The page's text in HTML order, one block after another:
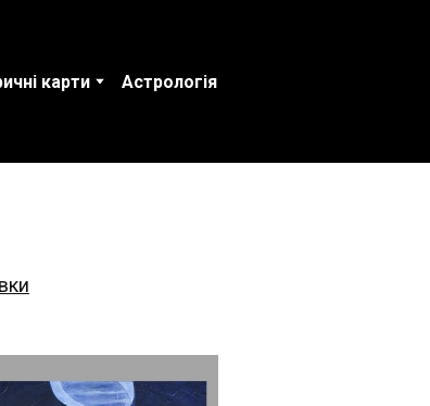
карти Астрологія